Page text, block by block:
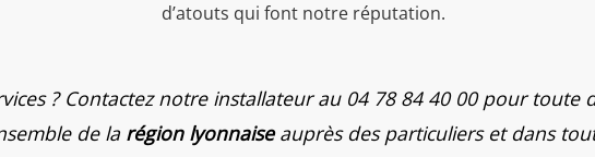
d’atouts qui font notre réputation.
? Contactez notre installateur au 04 78 84 40 00 pour toute
de la région lyonnaiseauprès des particuliers et dans